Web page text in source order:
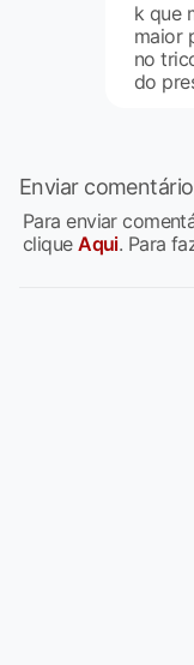
k que
maior
no
do
Enviar comentário
Para enviar
cliqueAqui. Para